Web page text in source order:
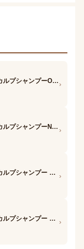
アデランス ヘアリプロ 薬用スカルプシャンプーOily ›
アデランス ヘアリプロ 薬用スカルプシャンプーNormal&Dry ›
アデランス ヘアリプロ 薬用スカルプシャンプー MEGA OILY ›
アデランス ヘアリプロ 薬用スカルプシャンプー GIGA OILY ›